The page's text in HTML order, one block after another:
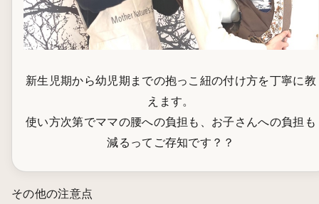
新生児期から幼児期までの抱っこ紐の付け方を丁寧に教
えます。
使い方次第でママの腰への負担も、お子さんへの負担も
減るってご存知です？？
その他の注意点